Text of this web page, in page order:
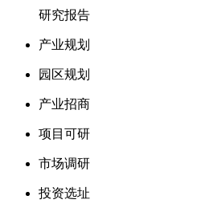
研究报告
产业规划
园区规划
产业招商
项目可研
市场调研
投资选址